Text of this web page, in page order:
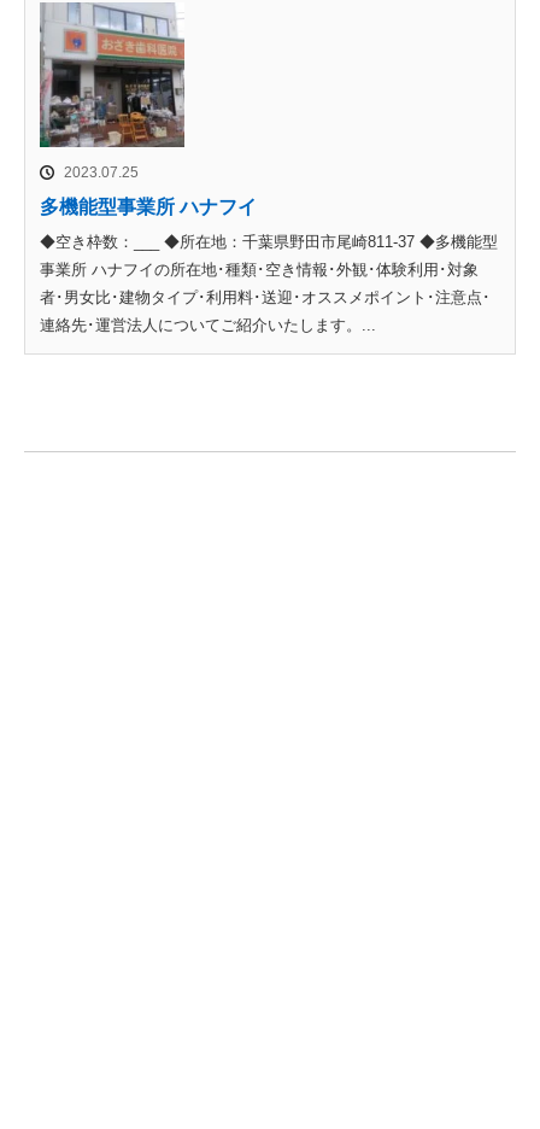
2023.07.25
多機能型事業所 ハナフイ
◆空き枠数：___ ◆所在地：千葉県野田市尾崎811-37 ◆多機能型
事業所 ハナフイの所在地･種類･空き情報･外観･体験利用･対象
者･男女比･建物タイプ･利用料･送迎･オススメポイント･注意点･
連絡先･運営法人についてご紹介いたします。...